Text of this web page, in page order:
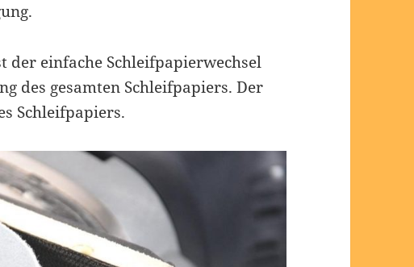
der einfache Schleifpapierwechsel
des gesamten Schleifpapiers. Der
Schleifpapiers.